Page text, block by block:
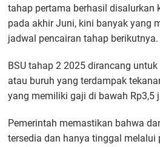
tahap pertama berhasil disalurkan
pada akhir Juni, kini banyak yang
jadwal pencairan tahap berikutnya.
BSU tahap 2 2025 dirancang
atau buruh yang terdampak
yang memiliki gaji di bawah Rp3,5
Pemerintah memastikan bahwa
tersedia dan hanya tinggal melalui